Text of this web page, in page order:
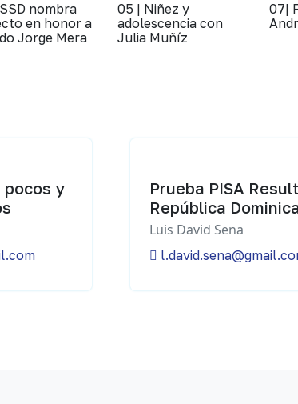
nombra
en honor a
Jorge Mera
05 | Niñez y
adolescencia con
Julia Muñíz
07|
pocos y
Prueba PISA
República
Luis David Sena